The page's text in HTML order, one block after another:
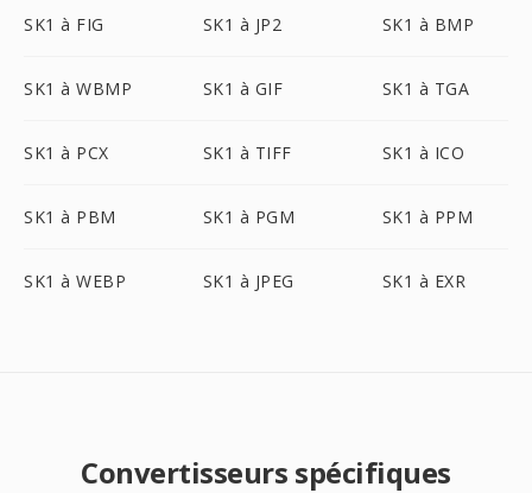
SK1 à FIG SK1 à JP2 SK1 à BMP
SK1 à WBMP SK1 à GIF SK1 à TGA
SK1 à PCX SK1 à TIFF SK1 à ICO
SK1 à PBM SK1 à PGM SK1 à PPM
SK1 à WEBP SK1 à JPEG SK1 à EXR
Convertisseurs spécifiques